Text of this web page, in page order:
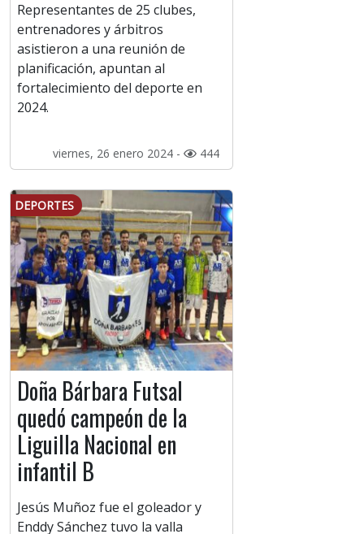
Representantes de 25 clubes,
entrenadores y árbitros
asistieron a una reunión de
planificación, apuntan al
fortalecimiento del deporte en
2024.
viernes, 26 enero 2024 - 444
DEPORTES
Doña Bárbara Futsal
quedó campeón de la
Liguilla Nacional en
infantil B
Jesús Muñoz fue el goleador y
Enddy Sánchez tuvo la valla